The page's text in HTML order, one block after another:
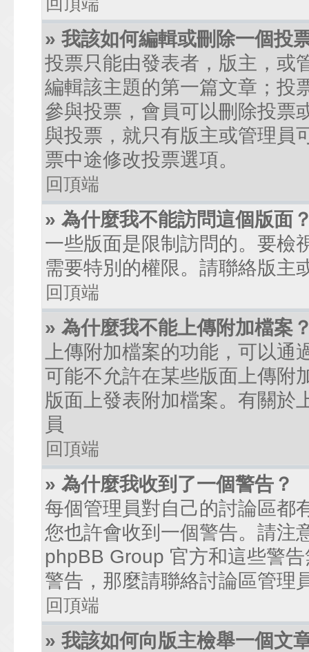
» 我該如何編輯或刪除一個投
投票只能由發表者，版主，或
編輯該主題的第一篇文章；投
參與投票，會員可以刪除投票
與投票，就只有版主或管理員
票中途修改投票選項。
回頂端
» 為什麼我不能訪問這個版面
一些版面是限制訪問的。要檢
需要特別的權限。請聯絡版主
回頂端
» 為什麼我不能上傳附加檔案
上傳附加檔案的功能，可以
可能不允許在某些版面上傳附
版面上發表附加檔案。有關於
員
回頂端
» 為什麼我收到了一個警告？
每個管理員對自己的討論區都
您也許會收到一個警告。請注
phpBB Group 官方和這些警
警告，那麼請聯絡討論區管理
回頂端
» 我該如何向版主檢舉一個文